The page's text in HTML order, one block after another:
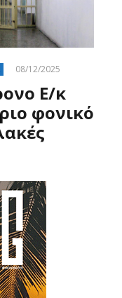
08/12/2025
Ε/κ
φονικό